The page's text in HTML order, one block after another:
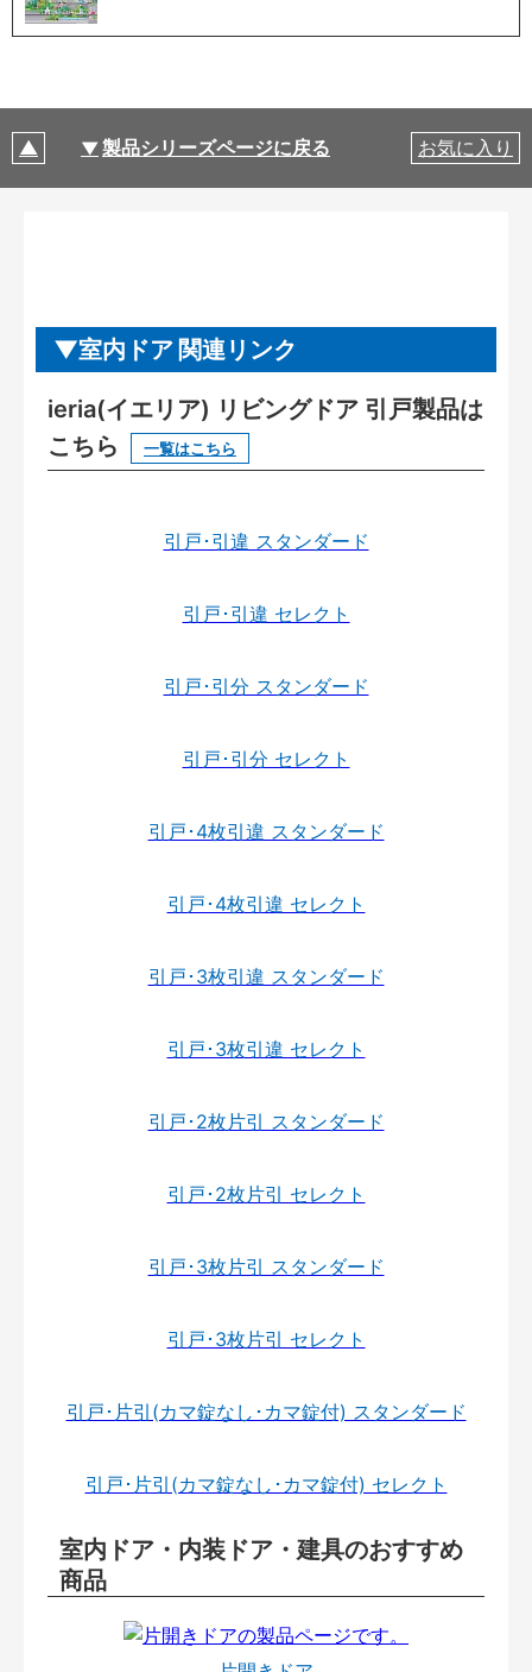
製品シリーズページに戻る お気に入り
室内ドア 関連リンク
ieria(イエリア) リビングドア 引戸製品は
こちら
一覧はこちら
引戸･引違 スタンダード
引戸･引違 セレクト
引戸･引分 スタンダード
引戸･引分 セレクト
引戸･4枚引違 スタンダード
引戸･4枚引違 セレクト
引戸･3枚引違 スタンダード
引戸･3枚引違 セレクト
引戸･2枚片引 スタンダード
引戸･2枚片引 セレクト
引戸･3枚片引 スタンダード
引戸･3枚片引 セレクト
引戸･片引(カマ錠なし･カマ錠付) スタンダード
引戸･片引(カマ錠なし･カマ錠付) セレクト
室内ドア・内装ドア・建具のおすすめ
商品